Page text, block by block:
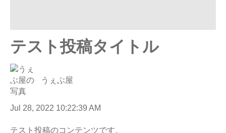
テスト投稿タイトル
うぇぶ屋
Jul 28, 2022 10:22:39 AM
テスト投稿のコンテンツです。